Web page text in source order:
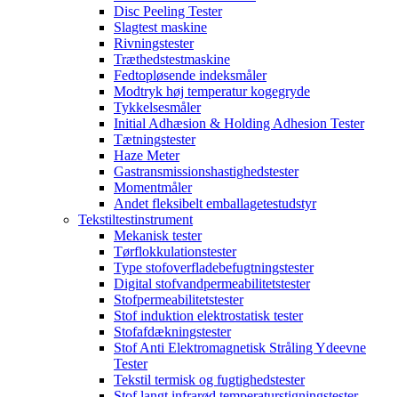
Disc Peeling Tester
Slagtest maskine
Rivningstester
Træthedstestmaskine
Fedtopløsende indeksmåler
Modtryk høj temperatur kogegryde
Tykkelsesmåler
Initial Adhæsion & Holding Adhesion Tester
Tætningstester
Haze Meter
Gastransmissionshastighedstester
Momentmåler
Andet fleksibelt emballagetestudstyr
Tekstiltestinstrument
Mekanisk tester
Tørflokkulationstester
Type stofoverfladebefugtningstester
Digital stofvandpermeabilitetstester
Stofpermeabilitetstester
Stof induktion elektrostatisk tester
Stofafdækningstester
Stof Anti Elektromagnetisk Stråling Ydeevne
Tester
Tekstil termisk og fugtighedstester